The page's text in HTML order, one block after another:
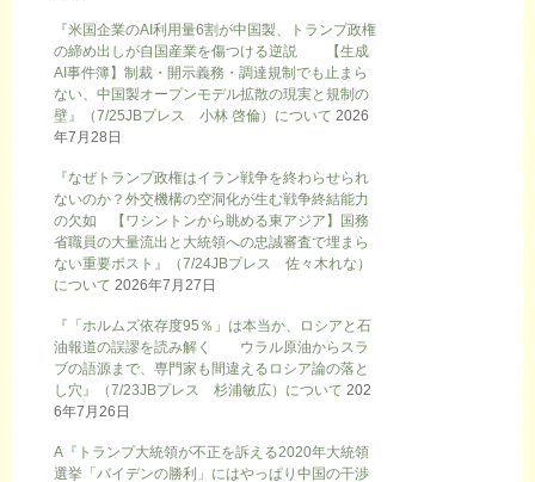
『米国企業のAI利用量6割が中国製、トランプ政権
の締め出しが自国産業を傷つける逆説 【生成
AI事件簿】制裁・開示義務・調達規制でも止まら
ない、中国製オープンモデル拡散の現実と規制の
壁』（7/25JBプレス 小林 啓倫）について 2026
年7月28日
『なぜトランプ政権はイラン戦争を終わらせられ
ないのか？外交機構の空洞化が生む戦争終結能力
の欠如 【ワシントンから眺める東アジア】国務
省職員の大量流出と大統領への忠誠審査で埋まら
ない重要ポスト』（7/24JBプレス 佐々木れな）
について 2026年7月27日
『「ホルムズ依存度95％」は本当か、ロシアと石
油報道の誤謬を読み解く ウラル原油からスラ
ブの語源まで、専門家も間違えるロシア論の落と
し穴』（7/23JBプレス 杉浦敏広）について 202
6年7月26日
A『トランプ大統領が不正を訴える2020年大統領
選挙「バイデンの勝利」にはやっぱり中国の干渉